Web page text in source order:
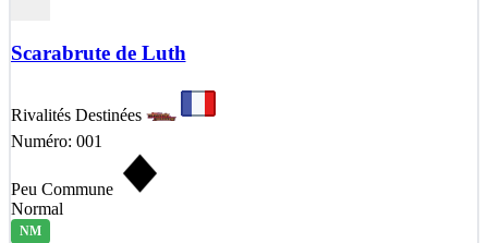
Scarabrute de Luth
Rivalités Destinées
Numéro: 001
Peu Commune
Normal
NM